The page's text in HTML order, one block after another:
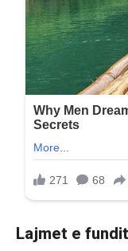
Lajmet e fundit